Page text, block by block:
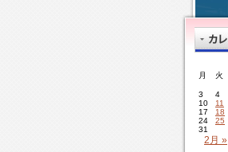
月
火
3
4
10
11
17
18
24
25
31
2月 »